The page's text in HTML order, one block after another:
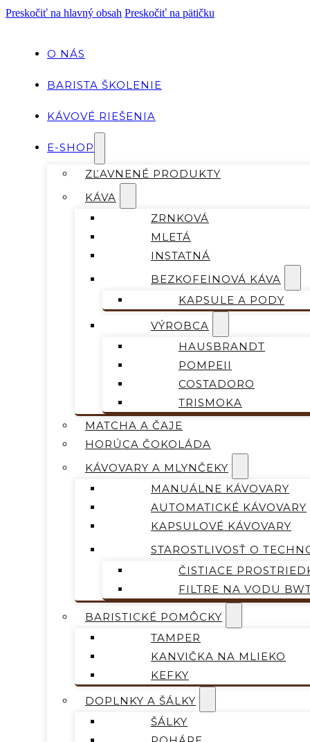
Preskočiť na hlavný obsah Preskočiť na pätičku
O NÁS
BARISTA ŠKOLENIE
KÁVOVÉ RIEŠENIA
E-SHOP
ZĽAVNENÉ PRODUKTY
KÁVA
ZRNKOVÁ
MLETÁ
INSTATNÁ
BEZKOFEINOVÁ KÁVA
KAPSULE A PODY
VÝROBCA
HAUSBRANDT
POMPEII
COSTADORO
TRISMOKA
MATCHA A ČAJE
HORÚCA ČOKOLÁDA
KÁVOVARY A MLYNČEKY
MANUÁLNE KÁVOVARY
AUTOMATICKÉ KÁVOVARY
KAPSULOVÉ KÁVOVARY
STAROSTLIVOSŤ O
ČISTIACE
FILTRE NA VODU
BARISTICKÉ POMÔCKY
TAMPER
KANVIČKA NA MLIEKO
KEFKY
DOPLNKY A ŠÁLKY
ŠÁLKY